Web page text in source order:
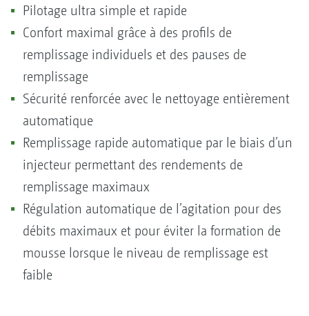
Pilotage ultra simple et rapide
Confort maximal grâce à des profils de
remplissage individuels et des pauses de
remplissage
Sécurité renforcée avec le nettoyage entièrement
automatique
Remplissage rapide automatique par le biais d’un
injecteur permettant des rendements de
remplissage maximaux
Régulation automatique de l’agitation pour des
débits maximaux et pour éviter la formation de
mousse lorsque le niveau de remplissage est
faible